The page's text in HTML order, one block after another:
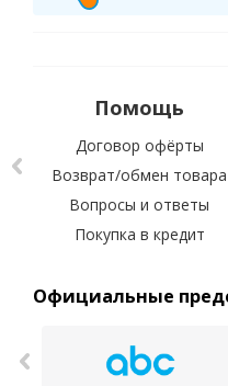
Помощь
Договор офёрты
Возврат/обмен товара
Вопросы и ответы
Покупка в кредит
Официальные